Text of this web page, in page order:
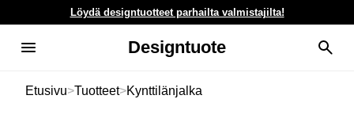
Löydä designtuotteet parhailta valmistajilta!
Designtuote
Etusivu>Tuotteet>Kynttilänjalka